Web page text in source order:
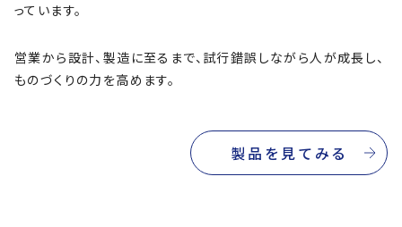
っています。
営業から設計、製造に至るまで、試行錯誤しながら人が成長し、
ものづくりの力を高めます。
製品を見てみる